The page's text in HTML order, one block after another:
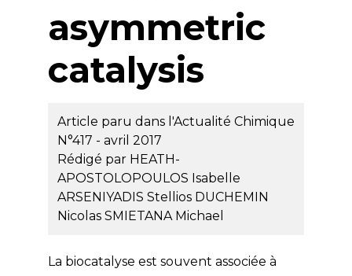
asymmetric
catalysis
Article paru dans l'Actualité Chimique
N°417 - avril 2017
Rédigé par HEATH-
APOSTOLOPOULOS Isabelle
ARSENIYADIS Stellios DUCHEMIN
Nicolas SMIETANA Michael
La biocatalyse est souvent associée à